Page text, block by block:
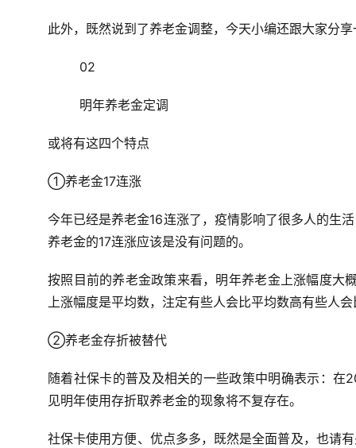
此外，既然说到了养老金调整，今天小编还跟大家分
02
明年养老金定调
或将有这四个特点
①养老金17连涨
今年已经是养老金16连涨了，疫情影响了很多人的生
养老金的17连涨应该是没有问题的。
按照目前的养老金政策来看，明年养老金上涨幅度大
上涨幅度是平均数，注定有些人会比平均数高有些人
②养老金存折被替代
随着社保卡的普及及相关的一些政策中明确表示：
见明年使用存折取养老金的现象将不复存在。
社保卡使用方便、优点多多，既然是全面普及，也请